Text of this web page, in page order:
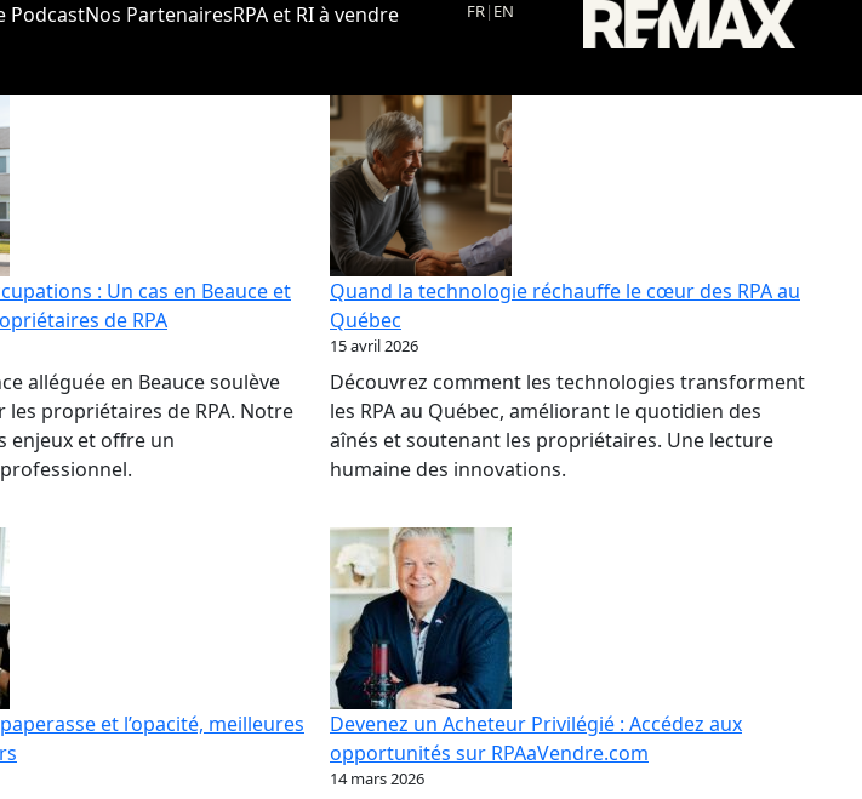
PodcastNos PartenairesRPA et RI à vendre FR| EN
: Un cas en Beauce et
de RPA
alléguée en Beauce soulève
propriétaires de RPA. Notre
enjeux et offre un
Quand la technologie réchauffe le cœur des RPA au
Québec
15 avril 2026
Découvrez comment les technologies transforment
les RPA au Québec, améliorant le quotidien des
aînés et soutenant les propriétaires. Une lecture
humaine des innovations.
et l’opacité, meilleures
Devenez un Acheteur Privilégié : Accédez aux
opportunités sur RPAaVendre.com
14 mars 2026